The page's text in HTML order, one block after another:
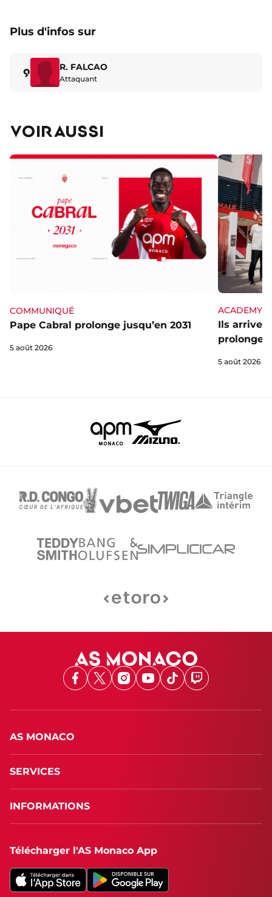
Plus d'infos sur
9 R. FALCAO
Attaquant
VOIR AUSSI
COMMUNIQUÉ
Pape Cabral prolonge jusqu’en 2031
5 août 2026
ACADEMY
Ils
5 août 2026
Facebook
X Instagram
Youtube
TikTokTwitch
AS MONACO
SERVICES
INFORMATIONS
Télécharger l'AS Monaco App